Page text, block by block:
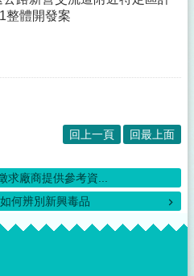
整體開發案
回上一頁 回最上面
求廠商提供參考資...
何辨別新興毒品